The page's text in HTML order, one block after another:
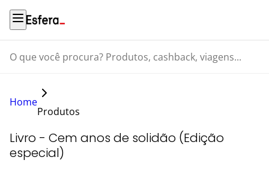
O que você procura? Produtos, cashback, viagens...
Home
Produtos
Livro - Cem anos de solidão (Edição
especial)